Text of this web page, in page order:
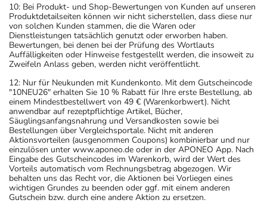
10: Bei Produkt- und Shop-Bewertungen von Kunden auf unseren
Produktdetailseiten können wir nicht sicherstellen, dass diese nur
von solchen Kunden stammen, die die Waren oder
Dienstleistungen tatsächlich genutzt oder erworben haben.
Bewertungen, bei denen bei der Prüfung des Wortlauts
Auffälligkeiten oder Hinweise festgestellt werden, die insoweit zu
Zweifeln Anlass geben, werden nicht veröffentlicht.
12: Nur für Neukunden mit Kundenkonto. Mit dem Gutscheincode
"10NEU26" erhalten Sie 10 % Rabatt für Ihre erste Bestellung, ab
einem Mindestbestellwert von 49 € (Warenkorbwert). Nicht
anwendbar auf rezeptpflichtige Artikel, Bücher,
Säuglingsanfangsnahrung und Versandkosten sowie bei
Bestellungen über Vergleichsportale. Nicht mit anderen
Aktionsvorteilen (ausgenommen Coupons) kombinierbar und nur
einzulösen unter www.aponeo.de oder in der APONEO App. Nach
Eingabe des Gutscheincodes im Warenkorb, wird der Wert des
Vorteils automatisch vom Rechnungsbetrag abgezogen. Wir
behalten uns das Recht vor, die Aktionen bei Vorliegen eines
wichtigen Grundes zu beenden oder ggf. mit einem anderen
Gutschein bzw. durch eine andere Aktion zu ersetzen.